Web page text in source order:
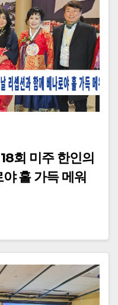
회 미주 한인의
홀 가득 메워